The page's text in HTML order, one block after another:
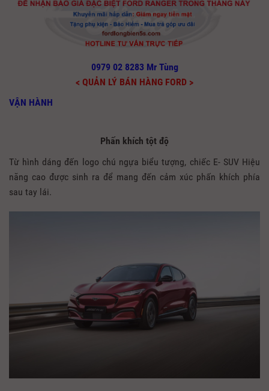
0979 02 8283 Mr Tùng
< QUẢN LÝ BÁN HÀNG FORD >
VẬN HÀNH
Phấn khích tột độ
Từ hình dáng đến logo chú ngựa biểu tượng, chiếc E- SUV Hiệu
năng cao được sinh ra để mang đến cảm xúc phấn khích phía
sau tay lái.